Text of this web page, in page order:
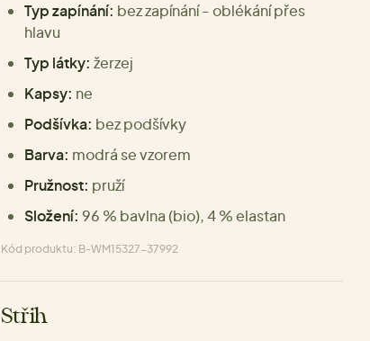
Typ zapínání: bez zapínání - oblékání přes
hlavu
Typ látky: žerzej
Kapsy: ne
Podšívka: bez podšívky
Barva: modrá se vzorem
Pružnost: pruží
Složení: 96 % bavlna (bio), 4 % elastan
Kód produktu: B-WM15327-37992
Střih